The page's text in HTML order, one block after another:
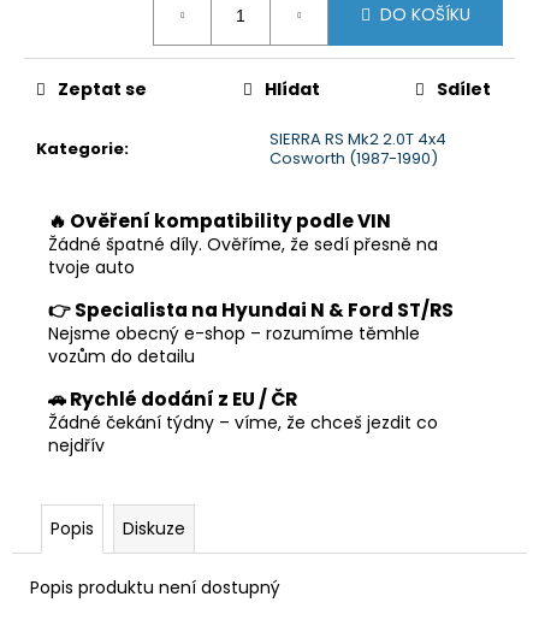
DO KOŠÍKU
Kategorie:
SIERRA RS Mk2 2.0T 4x4
Cosworth (1987-1990)
Zeptat se Hlídat Sdílet
🔥 Ověření kompatibility podle VIN
Žádné špatné díly. Ověříme, že sedí přesně na
tvoje auto
👉 Specialista na Hyundai N & Ford ST/RS
Nejsme obecný e-shop – rozumíme těmhle
vozům do detailu
🚗 Rychlé dodání z EU / ČR
Žádné čekání týdny – víme, že chceš jezdit co
nejdřív
Popis Diskuze
Popis produktu není dostupný
u
č